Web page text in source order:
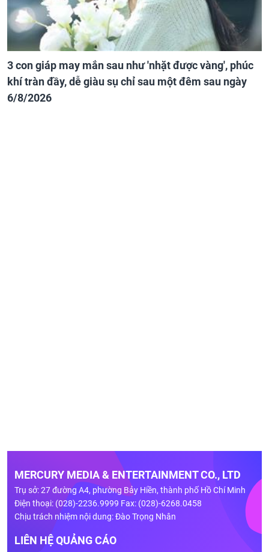
3 con giáp may mắn sau như 'nhặt được vàng', phúc
khí tràn đầy, dễ giàu sụ chỉ sau một đêm sau ngày
6/8/2026
MERCURY MEDIA & ENTERTAINMENT CO., LTD
Trụ sở: 27 đường A4, phường Bảy Hiền, thành phố Hồ Chí Minh
Điện thoại: (028)-2236.9999 Fax: (028)-6268.0458
Chịu trách nhiệm nội dung: Đào Trọng Nhân
LIÊN HỆ QUẢNG CÁO